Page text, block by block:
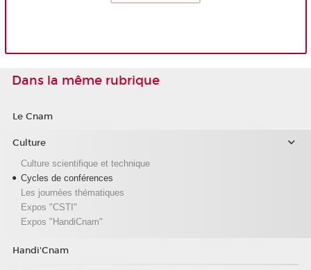
Dans la même rubrique
Le Cnam
Culture
Culture scientifique et technique
Cycles de conférences
Les journées thématiques
Expos "CSTI"
Expos "HandiCnam"
Handi'Cnam